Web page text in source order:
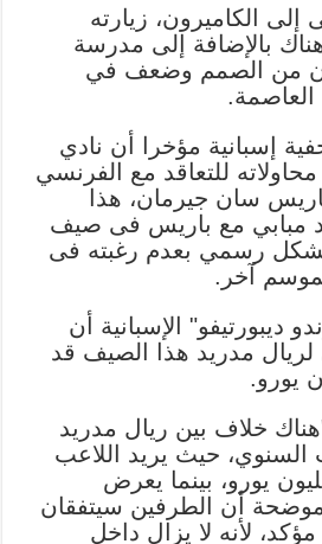
الكاميرون، زيارته
بالإضافة إلى مدرسة
من الصمم وضعف في
إسبانية مؤخرا أن نادي
للتعاقد مع الفرنسي
سان جيرمان، هذا
مبابي مع باريس فى صيف
بشكل رسمي بعدم رغبته فى
آخر.
ديبورتيفو" الإسبانية أن
لريال مدريد هذا الصيف قد
خلاف بين ريال مدريد
السنوي، حيث يريد اللاعب
على 50 مليون يورو، بينما يعرض
مليونا، موضحة أن الطرفين سيتفقان
لأنه لا يزال داخل